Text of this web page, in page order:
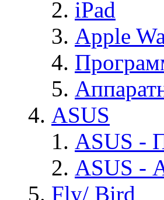
iPad
Apple
ASUS
ASUS -
ASUS -
Fly/ Bird